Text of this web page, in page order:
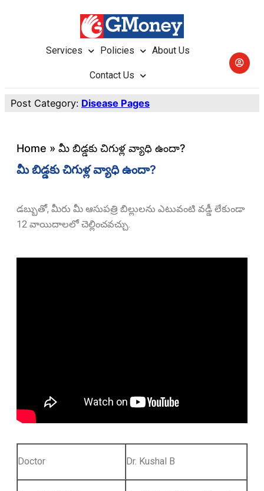
Services Policies About Us
Contact Us
Post Category: Disease Pages
Home » మీ బిడ్డకు చిగుళ్ల వ్యాధి ఉందా?
మీ బిడ్డకు చిగుళ్ల వ్యాధి ఉందా?
డబ్బుతో, మీరు మీ ఆసుపత్రి బిల్లులను ఎటువంటి వడ్డీ లేకుండా
12 వాయిదాలలో చెల్లించవచ్చు.
Doctor Dr. Kushal B